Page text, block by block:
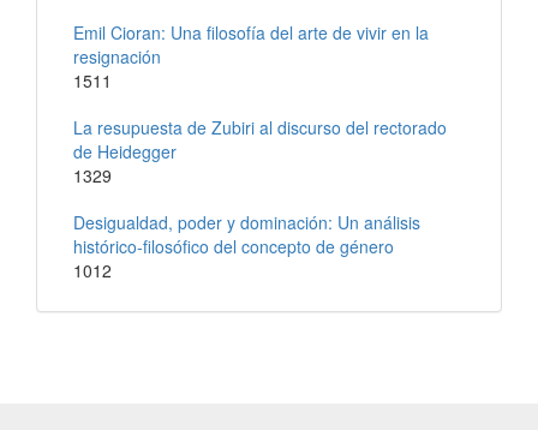
Emil Cioran: Una filosofía del arte de vivir en la
resignación
1511
La resupuesta de Zubiri al discurso del rectorado
de Heidegger
1329
Desigualdad, poder y dominación: Un análisis
histórico-filosófico del concepto de género
1012